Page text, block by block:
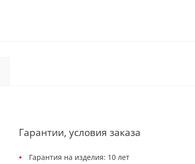
Гарантии, условия заказа
Гарантия на изделия: 10 лет